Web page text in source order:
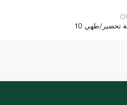
تحضير/طهي